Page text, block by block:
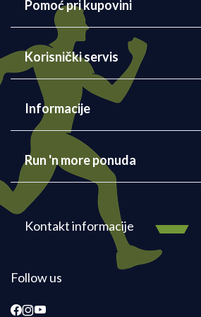
Pomoć pri kupovini
Korisnički servis
Informacije
Run 'n more ponuda
Kontakt informacije
Follow us